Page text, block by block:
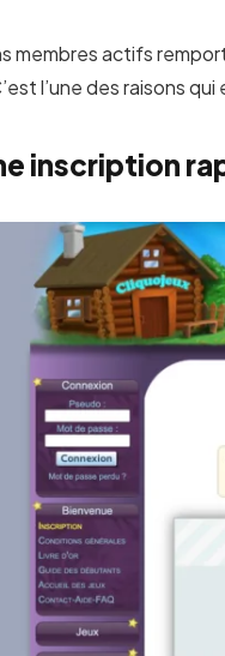
membres actifs
l’une des raisons
inscription